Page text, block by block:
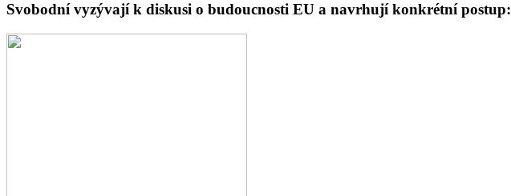
Svobodní vyzývají k diskusi o budoucnosti EU a navrhují konkrétní postup: